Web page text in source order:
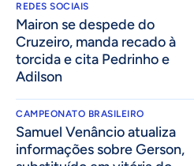
REDES SOCIAIS
Mairon se despede do
Cruzeiro, manda recado à
torcida e cita Pedrinho e
Adilson
CAMPEONATO BRASILEIRO
Samuel Venâncio atualiza
informações sobre Gerson,